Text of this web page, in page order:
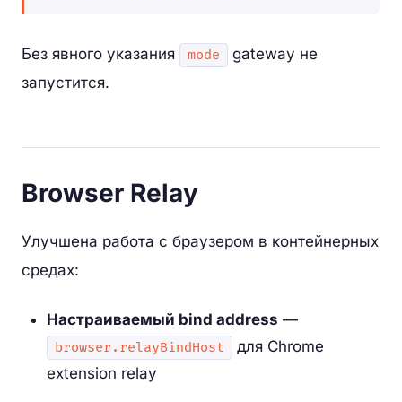
Без явного указания mode
gateway не
запустится.
Browser Relay
Улучшена работа с браузером в контейнерных
средах:
Настраиваемый bind address —
browser.relayBindHost
для Chrome
extension relay